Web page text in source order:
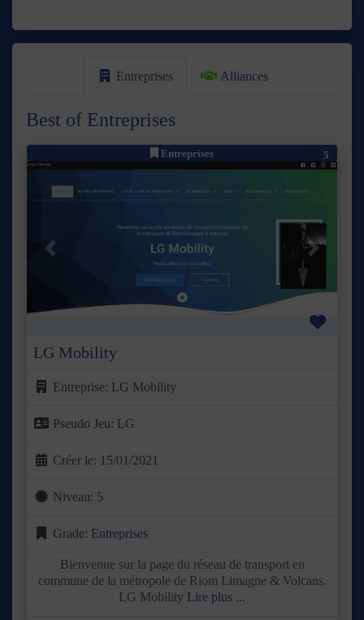
Entreprises Alliances
Best of Entreprises
Entreprises 5
Précédent Suivant
LG Mobility
Entreprise: LG Mobility
Pseudo Jeu: LG
Créer le: 15/01/2021
Niveau: 5
Grade: Entreprises
Bienvenue sur la page du réseau de transport en
commune de la métropole de Riom Limagne & Volcans.
LG Mobility Lire plus ...